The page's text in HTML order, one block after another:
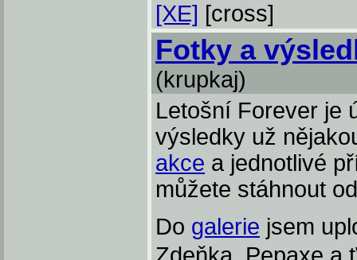
[XE] [cross]
Fotky a
(krupkaj)
Letošní Forever je
výsledky už
akce a jednotlivé
můžete stáhnout
Do galerie jsem